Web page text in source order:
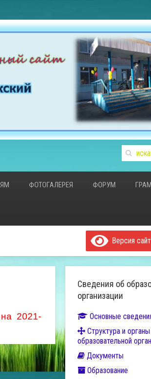
ФОТОГАЛЕРЕЯ ФОРУМ
Версия
на 2021-
Сведения об
организации
Основные
Структура и
образовательной
Документы
Образование